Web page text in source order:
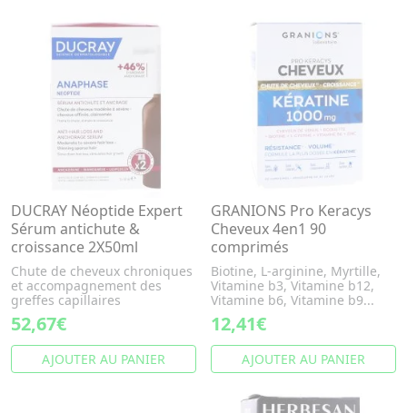
DUCRAY Néoptide Expert
Sérum antichute &
croissance 2X50ml
Chute de cheveux chroniques
et accompagnement des
greffes capillaires
52,67€
AJOUTER AU PANIER
GRANIONS Pro Keracys
Cheveux 4en1 90
comprimés
Biotine, L-arginine, Myrtille,
Vitamine b3, Vitamine b12,
Vitamine b6, Vitamine b9...
12,41€
AJOUTER AU PANIER